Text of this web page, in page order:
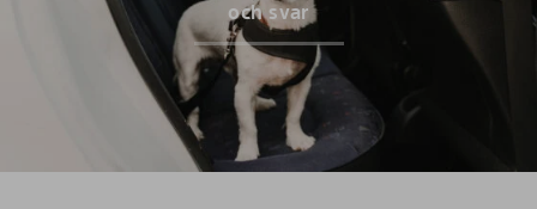
och svar